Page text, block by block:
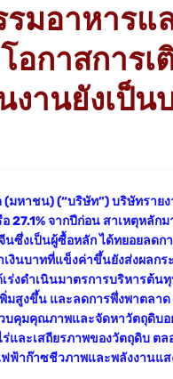
มอาหารแ
อกาสการเ
งานยังเป็น
มหาชน) (“บริษัท”) บริษัทราย
27.1% จากปีก่อน สาเหตุหลั
ซึ่งเป็นผู้ซื้อหลัก ได้ทยอยลด
งินบาทที่แข็งค่าขึ้นยังส่งผลก
เร่งดำเนินมาตรการบริหาร
สูงขึ้น และลดการพึ่งพาตลา
คุมคุณภาพและจัดหาวัตถุดิบอ
ร่และเสถียรภาพของวัตถุดิบ
ฟฟ้าก๊าซชีวภาพและพลังงานแ